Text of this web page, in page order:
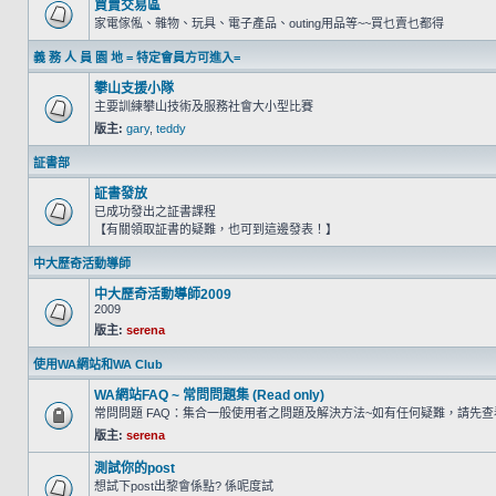
買賣交易區
家電傢俬、雜物、玩具、電子產品、outing用品等~~買乜賣乜都得
義 務 人 員 園 地 = 特定會員方可進入=
攀山支援小隊
主要訓練攀山技術及服務社會大小型比賽
版主: gary, teddy
証書部
証書發放
已成功發出之証書課程
【有關領取証書的疑難，也可到這邊發表！】
中大歷奇活動導師
中大歷奇活動導師2009
2009
版主: serena
使用WA網站和WA Club
WA網站FAQ ~ 常問問題集 (Read only)
常問問題 FAQ：集合一般使用者之問題及解決方法~如有任何疑難，請先查
版主: serena
測試你的post
想試下post出黎會係點? 係呢度試